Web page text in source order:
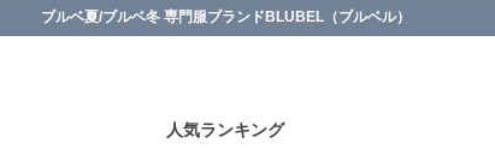
ブルベ夏/ブルベ冬 専門服ブランドBLUBEL（ブルベル）
人気ランキング